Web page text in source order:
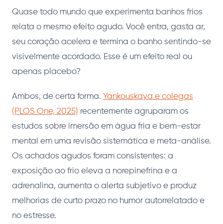
Quase todo mundo que experimenta banhos frios
relata o mesmo efeito agudo. Você entra, gasta ar,
seu coração acelera e termina o banho sentindo-se
visivelmente acordado. Esse é um efeito real ou
apenas placebo?
Ambos, de certa forma. Yankouskaya e colegas
(PLOS One, 2025) recentemente agruparam os
estudos sobre imersão em água fria e bem-estar
mental em uma revisão sistemática e meta-análise.
Os achados agudos foram consistentes: a
exposição ao frio eleva a norepinefrina e a
adrenalina, aumenta o alerta subjetivo e produz
melhorias de curto prazo no humor autorrelatado e
no estresse.